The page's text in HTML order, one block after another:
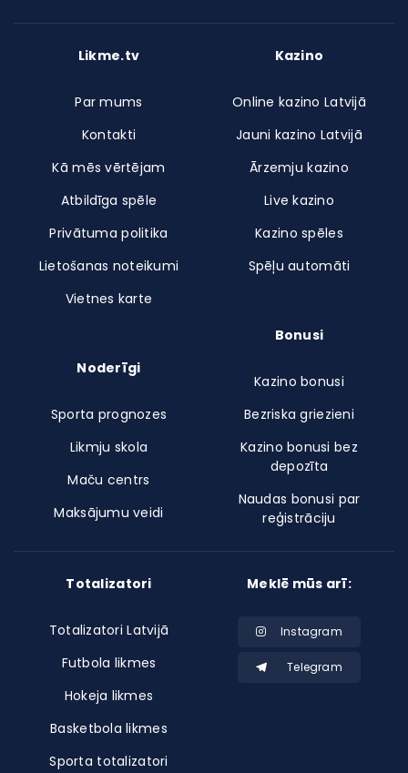
Likme.tv
Par mums
Kontakti
Kā mēs vērtējam
Atbildīga spēle
Privātuma politika
Lietošanas noteikumi
Vietnes karte
Noderīgi
Sporta prognozes
Likmju skola
Maču centrs
Maksājumu veidi
Kazino
Online kazino Latvijā
Jauni kazino Latvijā
Ārzemju kazino
Live kazino
Kazino spēles
Spēļu automāti
Bonusi
Kazino bonusi
Bezriska griezieni
Kazino bonusi bez
depozīta
Naudas bonusi par
reģistrāciju
Totalizatori
Totalizatori Latvijā
Futbola likmes
Hokeja likmes
Basketbola likmes
Sporta totalizatori
Meklē mūs arī:
Instagram
Telegram